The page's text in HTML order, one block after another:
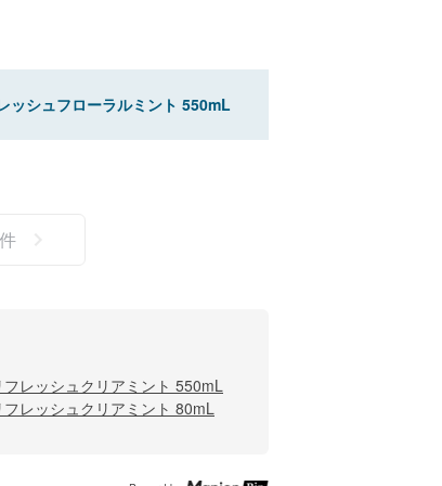
ッシュフローラルミント 550mL
レッシュクリアミント 550mL
レッシュクリアミント 80mL